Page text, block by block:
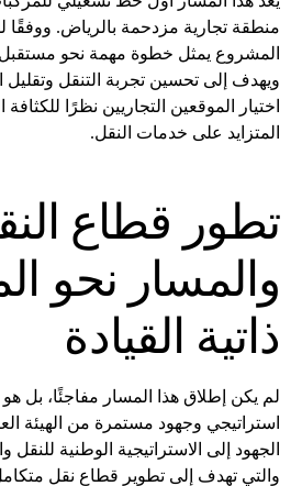
منطقة تجارية مزدحمة بالرياض. ووفقًا
المشروع يمثل خطوة مهمة نحو مستقبل
ويهدف إلى تحسين تجربة التنقل وتقليل
اختيار الموقعين التجاريين نظرًا
المتزايد على خدمات النقل.
تطور قطاع
والمسار نحو
ذاتية القيادة
لم يكن إطلاق هذا المسار مفاجئًا، بل
استراتيجي وجهود مستمرة من الهيئة
الجهود إلى الاستراتيجية الوطنية للنقل
والتي تهدف إلى تطوير قطاع نقل